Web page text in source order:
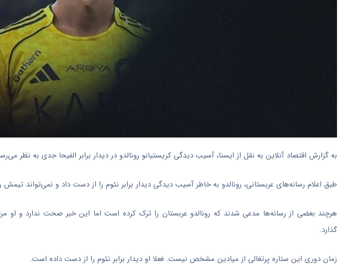
به گزارش اقتصاد آنلاین به نقل از ایسنا، آسیب دیدگی کریستیانو رونالدو در دیدار برابر الفیحا جدی به نظر
طبق اعلام رسانه‌های عربستانی، رونالدو به خاطر آسیب دیدگی دیدار برابر نئوم را از دست داد و نمی‌تواند
هرچند بعضی از رسانه‌ها مدعی شدند که رونالدو عربستان را ترک کرده است اما این خبر صحت ندارد و او
گذارد.
زمان دوری این ستاره پرتغالی از میادین مشخص نیست. فعلا او دیدار برابر نئوم را از دست داده است.